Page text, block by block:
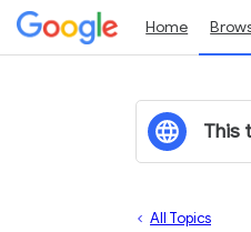
Home
This
All Topics